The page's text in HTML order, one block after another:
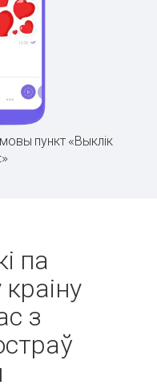
пункт «Выклік
па
з